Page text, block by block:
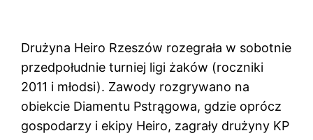
Drużyna Heiro Rzeszów rozegrała w sobotnie
przedpołudnie turniej ligi żaków (roczniki
2011 i młodsi). Zawody rozgrywano na
obiekcie Diamentu Pstrągowa, gdzie oprócz
gospodarzy i ekipy Heiro, zagrały drużyny KP